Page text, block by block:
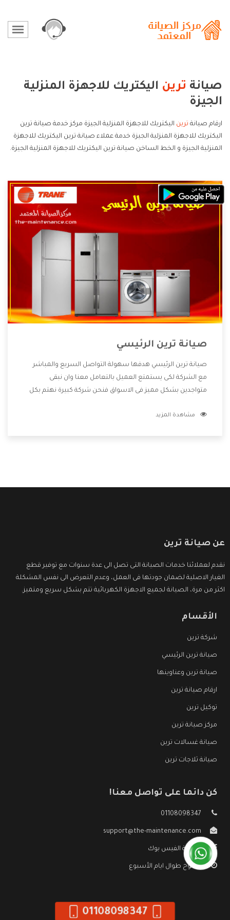
صيانة ترين اليكتريك للاجهزة المنزلية
الجيزة
ارقام صيانة ترين اليكتريك للاجهزة المنزلية الجيزة مركز خدمة صيانة ترين
اليكتريك للاجهزة المنزلية الجيزة خدمة عملاء صيانة ترين اليكتريك للاجهزة
المنزلية الجيزة و الخط الساخن صيانة ترين اليكتريك للاجهزة المنزلية الجيزة.
صيانة ترين الرئيسي
صيانة ترين الرئيسي هدفها سهولة التواصل السريع والمباشر
مع الشركة لكى يستمتع العميل بالتعامل معنا وان نبقى
متواجدين بشكل مميز فى الاسواق فنحن شركة كبيرة نهتم بكل
الشركة بها والتى تكون منها خدمة الصيانة التى تكون من أهم
مشاهدة المزيد
عن صيانة ترين
نقدم لعملائنا خدمات الصيانة التى تصل الى عدة سنوات مع توفير قطع
الغيار الاصلية لضمان جودتها فى العمل، وعدم التعرض الى نفس المشكلة
اكثر من مرة، الصيانة لجميع الاجهزة الكهربائية تتم بشكل سريع ومتميز.
الأقسام
شركة ترين
صيانة ترين الرئيسي
صيانة ترين وعناوينها
ارقام صيانة ترين
توكيل ترين
مركز صيانة ترين
صيانة غسالات ترين
صيانة ثلاجات ترين
كن دائما على تواصل معنا!
01108098347
support@the-maintenance.com
صفحة الفيس بوك
مفتوح طوال ايام الأسبوع
01108098347